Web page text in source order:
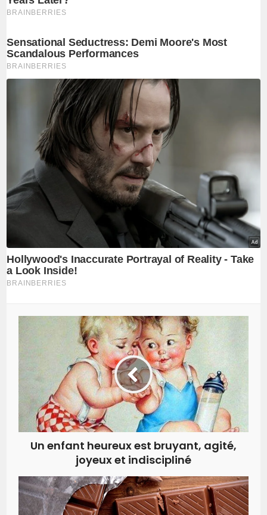
Un enfant heureux est bruyant, agité,
joyeux et indiscipliné